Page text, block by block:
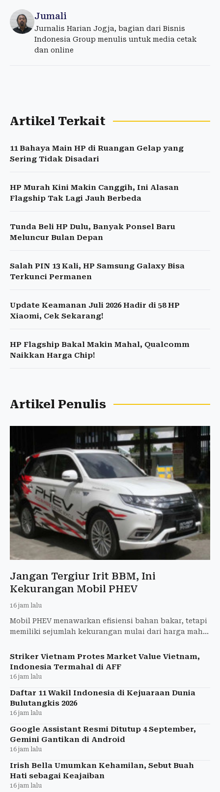
Jumali
Jurnalis Harian Jogja, bagian dari Bisnis
Indonesia Group menulis untuk media cetak
dan online
Artikel Terkait
11 Bahaya Main HP di Ruangan Gelap yang
Sering Tidak Disadari
HP Murah Kini Makin Canggih, Ini Alasan
Flagship Tak Lagi Jauh Berbeda
Tunda Beli HP Dulu, Banyak Ponsel Baru
Meluncur Bulan Depan
Salah PIN 13 Kali, HP Samsung Galaxy Bisa
Terkunci Permanen
Update Keamanan Juli 2026 Hadir di 58 HP
Xiaomi, Cek Sekarang!
HP Flagship Bakal Makin Mahal, Qualcomm
Naikkan Harga Chip!
Artikel Penulis
Jangan Tergiur Irit BBM, Ini
Kekurangan Mobil PHEV
16 jam lalu
Mobil PHEV menawarkan efisiensi bahan bakar, tetapi
memiliki sejumlah kekurangan mulai dari harga mahal
Striker Vietnam Protes Market Value Vietnam,
Indonesia Termahal di AFF
16 jam lalu
Daftar 11 Wakil Indonesia di Kejuaraan Dunia
Bulutangkis 2026
16 jam lalu
Google Assistant Resmi Ditutup 4 September,
Gemini Gantikan di Android
16 jam lalu
Irish Bella Umumkan Kehamilan, Sebut Buah
Hati sebagai Keajaiban
16 jam lalu